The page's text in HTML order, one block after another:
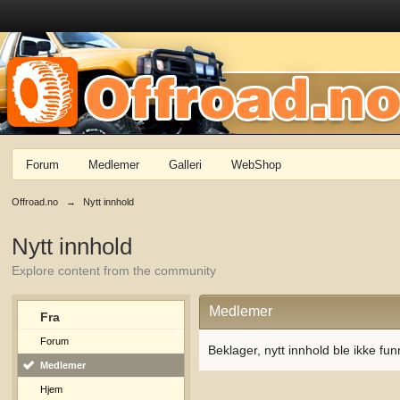
Forum Medlemer Galleri WebShop
Offroad.no → Nytt innhold
Nytt innhold
Explore content from the community
Fra
Forum
Medlemer
Hjem
Medlemer
Beklager, nytt innhold ble ikke